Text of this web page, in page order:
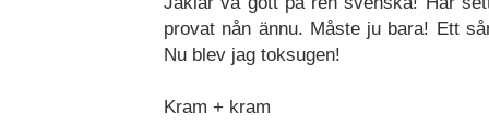
provat nån ännu. Måste ju bara! Ett
Nu blev jag toksugen!
Kram + kram